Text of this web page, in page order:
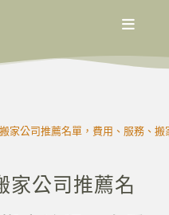
家公司推薦名單，費用、服務、搬
家公司推薦名